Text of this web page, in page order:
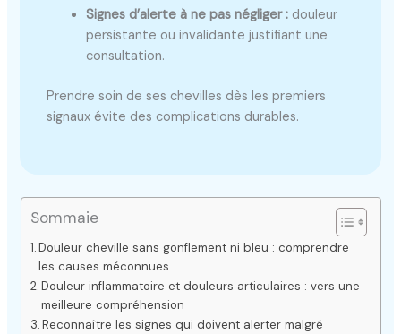
Signes d’alerte à ne pas négliger : douleur
persistante ou invalidante justifiant une
consultation.
Prendre soin de ses chevilles dès les premiers
signaux évite des complications durables.
Sommaie
Douleur cheville sans gonflement ni bleu : comprendre
les causes méconnues
Douleur inflammatoire et douleurs articulaires : vers une
meilleure compréhension
Reconnaître les signes qui doivent alerter malgré